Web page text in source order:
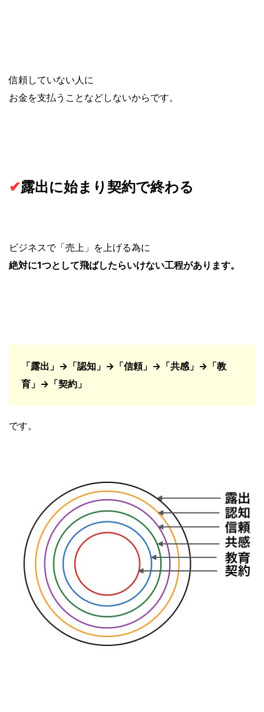
信頼していない人に
お金を支払うことなどしないからです。
✔︎露出に始まり契約で終わる
ビジネスで「売上」を上げる為に
絶対に1つとして飛ばしたらいけない工程があります。
「露出」→「認知」→「信頼」→「共感」→「教
育」→「契約」
です。